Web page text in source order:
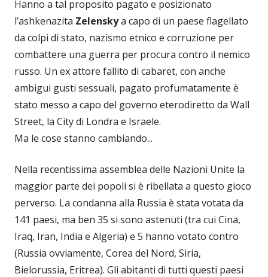
Hanno a tal proposito pagato e posizionato
l’ashkenazita Zelenskya capo di un paese flagellato
da colpi di stato, nazismo etnico e corruzione per
combattere una guerra per procura contro il nemico
russo. Un ex attore fallito di cabaret, con anche
ambigui gusti sessuali, pagato profumatamente è
stato messo a capo del governo eterodiretto da Wall
Street, la City di Londra e Israele.
Ma le cose stanno cambiando...
Nella recentissima assemblea delle Nazioni Unite la
maggior parte dei popoli si è ribellata a questo gioco
perverso. La condanna alla Russia è stata votata da
141 paesi, ma ben 35 si sono astenuti (tra cui Cina,
Iraq, Iran, India e Algeria) e 5 hanno votato contro
(Russia ovviamente, Corea del Nord, Siria,
Bielorussia, Eritrea). Gli abitanti di tutti questi paesi